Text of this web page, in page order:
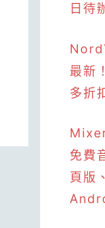
日待
最新
多折
免費
頁版